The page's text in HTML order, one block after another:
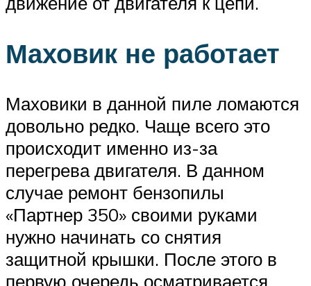
Маховик не работает
Маховики в данной пиле ломаются
довольно редко. Чаще всего это
происходит именно из-за
перегрева двигателя. В данном
случае ремонт бензопилы
«Партнер 350» своими руками
нужно начинать со снятия
защитной крышки. После этого в
первую очередь осматривается